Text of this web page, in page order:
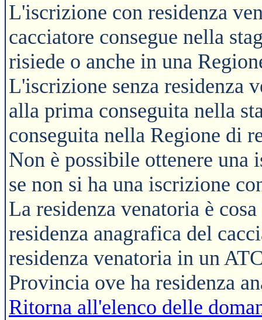
L'iscrizione con residenza
cacciatore consegue nella
risiede o anche in una
L'iscrizione senza residenza
alla prima conseguita nella
conseguita nella Regione di
Non è possibile ottenere una
se non si ha una iscrizione
La residenza venatoria è
residenza anagrafica del
residenza venatoria in un
Provincia ove ha residenza
Ritorna all'elenco delle